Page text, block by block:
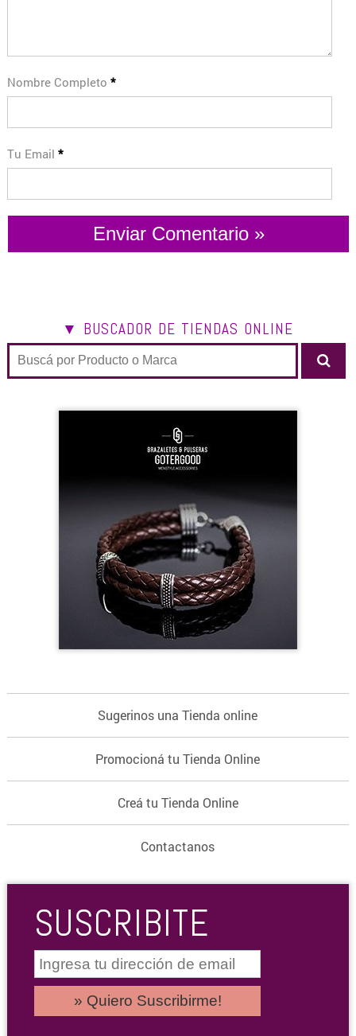
Nombre Completo *
Tu Email *
▼ BUSCADOR DE TIENDAS ONLINE
Sugerinos una Tienda online
Promocioná tu Tienda Online
Creá tu Tienda Online
Contactanos
SUSCRIBITE